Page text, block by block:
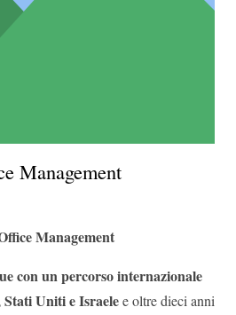
Management
Management
con un percorso internazionale
Uniti e Israelee oltre dieci anni